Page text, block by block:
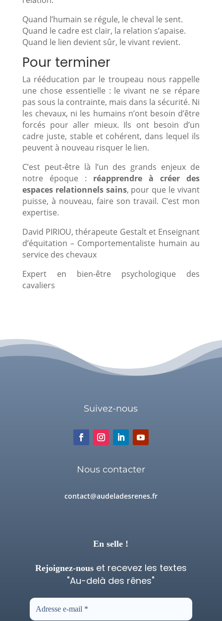
Quand l’humain se régule, le cheval le sent.
Quand le cadre est clair, la relation s’apaise.
Quand le lien devient sûr, le vivant revient.
Pour terminer
La rééducation par le troupeau nous rappelle
une chose essentielle : le vivant ne se répare
pas sous la contrainte, mais dans la sécurité. Ni
les chevaux, ni les humains n’ont besoin d’être
forcés pour aller mieux. Ils ont besoin d’un
cadre juste, stable et cohérent, dans lequel ils
peuvent à nouveau risquer le lien.
C’est peut-être là l’un des grands enjeux de
notre époque : réapprendre à créer des
espaces relationnels sains, pour que le vivant
puisse, à nouveau, faire son travail. C’est mon
expertise.
David PIRIOU, thérapeute Gestalt et Enseignant
d’équitation – Comportementaliste humain au
service des chevaux
Expert en bien-être psychologique des
cavaliers
Suivez-nous
Nous contacter
contact@audeladesrenes.fr
En selle !
Rejoignez-nous et recevez les textes
"Au-delà des rênes"